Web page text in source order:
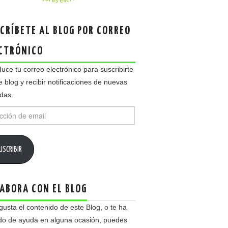
AL BLOG POR CORREO
tu correo electrónico para suscribirte
blog y recibir notificaciones de nuevas
CON EL BLOG
el contenido de este Blog, o te ha
de ayuda en alguna ocasión, puedes